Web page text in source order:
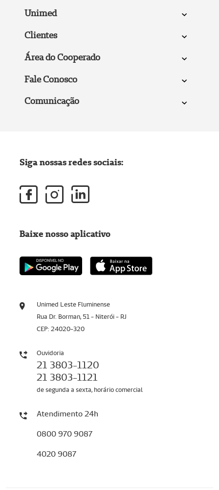
Unimed
Clientes
Área do Cooperado
Fale Conosco
Comunicação
Unimed Leste Fluminense
Rua Dr. Borman, 51 - Niterói - RJ
CEP: 24020-320
Ouvidoria
21 3803-1120
21 3803-1121
de segunda a sexta, horário comercial
Atendimento 24h
0800 970 9087
4020 9087
Siga nossas redes sociais:
Baixe nosso aplicativo